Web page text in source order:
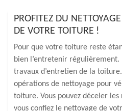
PROFITEZ DU
DE VOTRE TOITURE !
Pour que votre toiture reste
bien l’entretenir
travaux d’entretien de la
opérations de nettoyage pour
toiture. Vous pouvez déceler
vous confiez le nettoyage de